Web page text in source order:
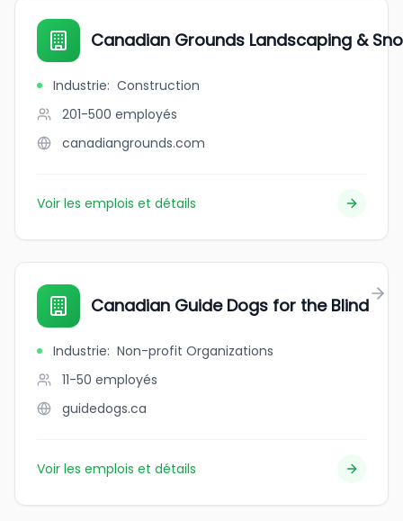
Canadian Grounds Landscaping &
Industrie: Construction
201-500 employés
canadiangrounds.com
Voir les emplois et détails
Canadian Guide Dogs for the Blind
Industrie: Non-profit Organizations
11-50 employés
guidedogs.ca
Voir les emplois et détails